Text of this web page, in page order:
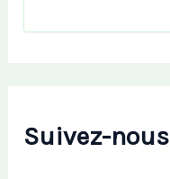
Suivez-nous